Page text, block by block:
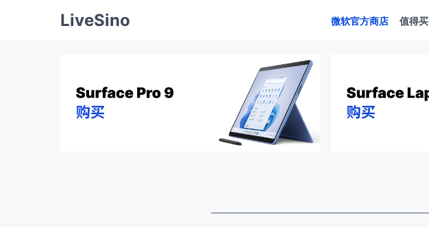
LiveSino 微软官方商店 值得买